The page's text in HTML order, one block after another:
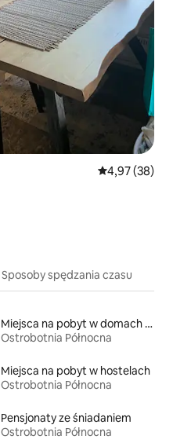
Średnia
4,97 (38)
Sposoby spędzania czasu
Miejsca na pobyt w domach wakacyjnych
Ostrobotnia Północna
Miejsca na pobyt w hostelach
Ostrobotnia Północna
Pensjonaty ze śniadaniem
Ostrobotnia Północna